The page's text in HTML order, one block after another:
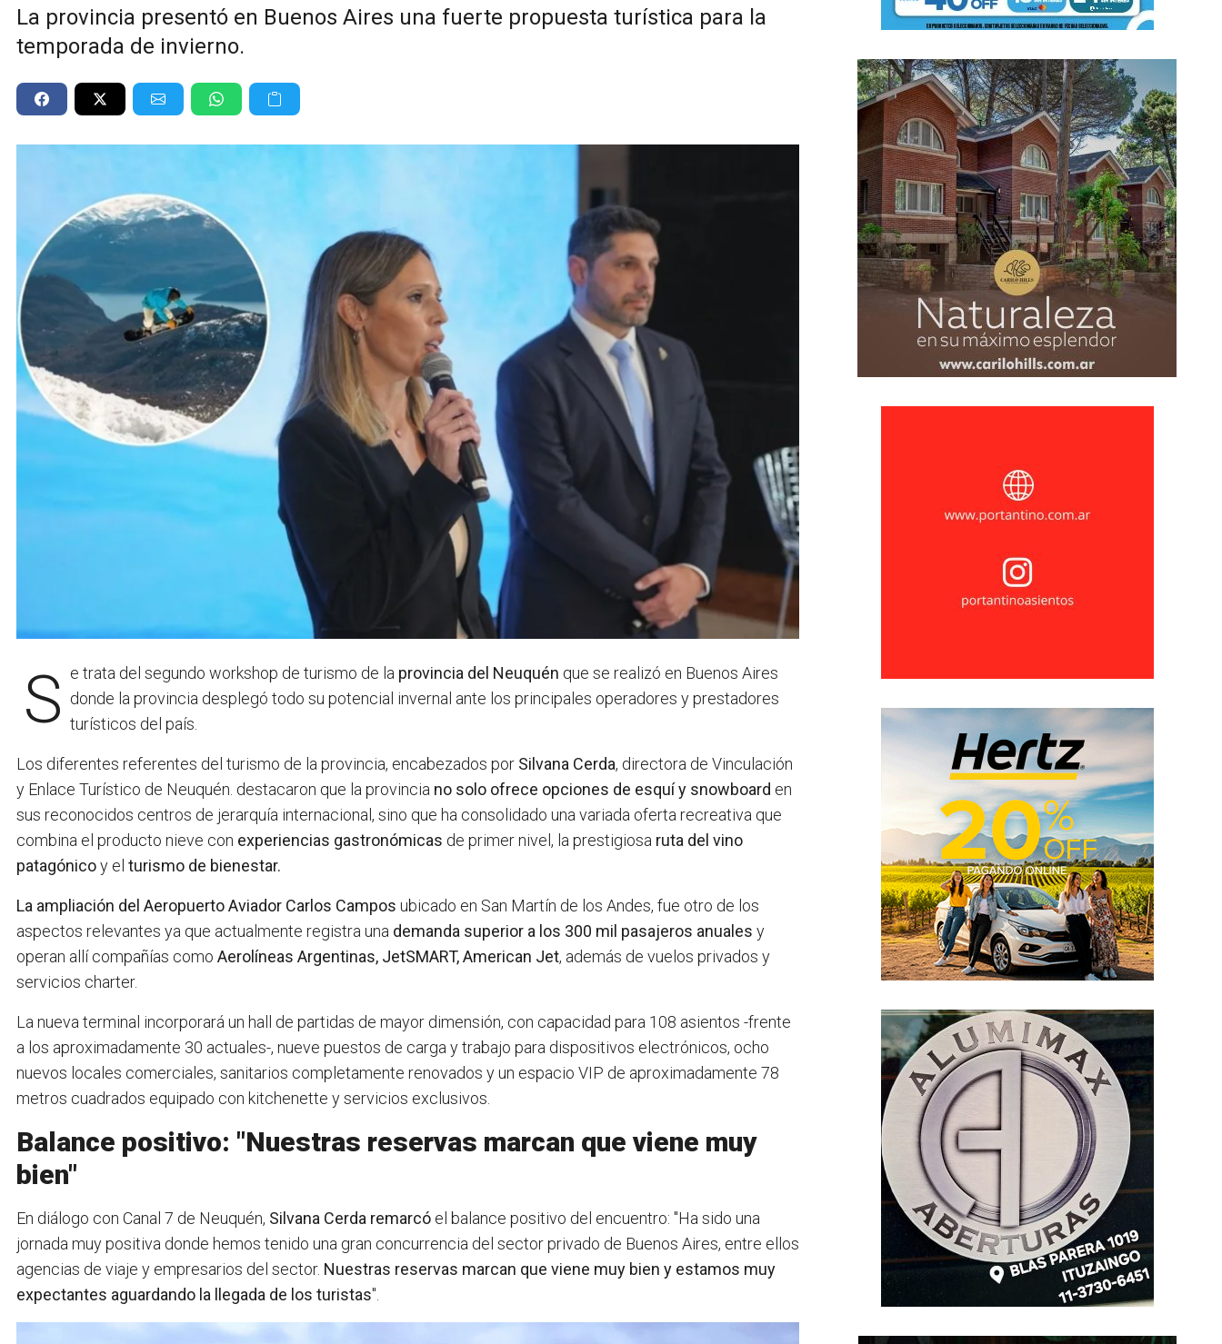
La provincia presentó en Buenos Aires una fuerte propuesta turística para la
temporada de invierno.
Se trata del segundo workshop de turismo de la provincia del Neuquén que se realizó en Buenos Aires
donde la provincia desplegó todo su potencial invernal ante los principales operadores y prestadores
turísticos del país.
Los diferentes referentes del turismo de la provincia, encabezados por Silvana Cerda, directora de Vinculación
y Enlace Turístico de Neuquén. destacaron que la provincia no solo ofrece opciones de esquí y snowboard en
sus reconocidos centros de jerarquía internacional, sino que ha consolidado una variada oferta recreativa que
combina el producto nieve con experiencias gastronómicas de primer nivel, la prestigiosa ruta del vino
patagónicoy el turismo de bienestar.
La ampliación del Aeropuerto Aviador Carlos Campos ubicado en San Martín de los Andes, fue otro de los
aspectos relevantes ya que actualmente registra una demanda superior a los 300 mil pasajeros anuales y
operan allí compañías como Aerolíneas Argentinas, JetSMART, American Jet, además de vuelos privados y
servicios charter.
La nueva terminal incorporará un hall de partidas de mayor dimensión, con capacidad para 108 asientos -frente
a los aproximadamente 30 actuales-, nueve puestos de carga y trabajo para dispositivos electrónicos, ocho
nuevos locales comerciales, sanitarios completamente renovados y un espacio VIP de aproximadamente 78
metros cuadrados equipado con kitchenette y servicios exclusivos.
Balance positivo: "Nuestras reservas marcan que viene muy
bien"
En diálogo con Canal 7 de Neuquén, Silvana Cerda remarcó el balance positivo del encuentro: "Ha sido una
jornada muy positiva donde hemos tenido una gran concurrencia del sector privado de Buenos Aires, entre ellos
agencias de viaje y empresarios del sector. Nuestras reservas marcan que viene muy bien y estamos muy
expectantes aguardando la llegada de los turistas".